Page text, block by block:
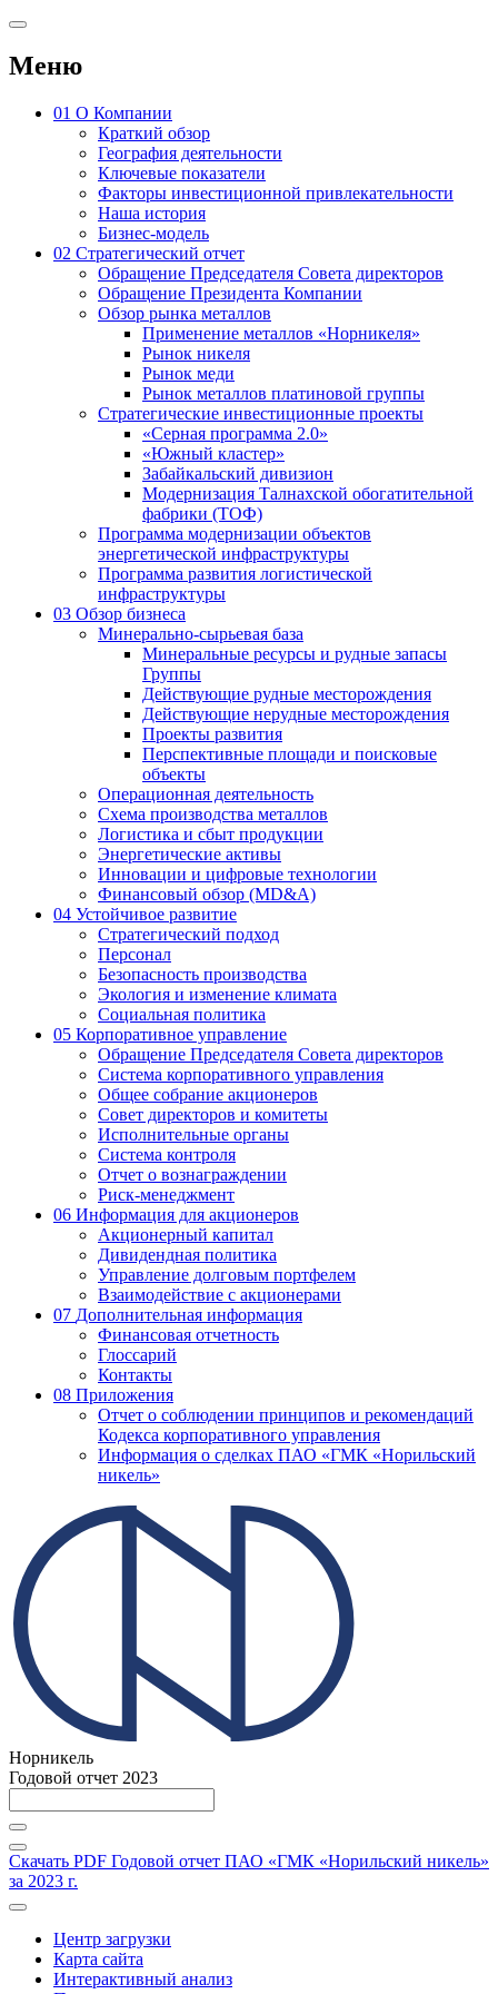
Меню
01 О Компании
Краткий обзор
География деятельности
Ключевые показатели
Факторы инвестиционной привлекательности
Наша история
Бизнес-модель
02 Стратегический отчет
Обращение Председателя Совета директоров
Обращение Президента Компании
Обзор рынка металлов
Применение металлов «Норникеля»
Рынок никеля
Рынок меди
Рынок металлов платиновой группы
Стратегические инвестиционные проекты
«Серная программа 2.0»
«Южный кластер»
Забайкальский дивизион
Модернизация Талнахской обогатительной
фабрики (ТОФ)
Программа модернизации объектов
энергетической инфраструктуры
Программа развития логистической
инфраструктуры
03 Обзор бизнеса
Минерально-сырьевая база
Минеральные ресурсы и рудные запасы
Группы
Действующие рудные месторождения
Действующие нерудные месторождения
Проекты развития
Перспективные площади и поисковые
объекты
Операционная деятельность
Схема производства металлов
Логистика и сбыт продукции
Энергетические активы
Инновации и цифровые технологии
Финансовый обзор (MD&A)
04 Устойчивое развитие
Стратегический подход
Персонал
Безопасность производства
Экология и изменение климата
Социальная политика
05 Корпоративное управление
Обращение Председателя Совета директоров
Система корпоративного управления
Общее собрание акционеров
Совет директоров и комитеты
Исполнительные органы
Система контроля
Отчет о вознаграждении
Риск-менеджмент
06 Информация для акционеров
Акционерный капитал
Дивидендная политика
Управление долговым портфелем
Взаимодействие с акционерами
07 Дополнительная информация
Финансовая отчетность
Глоссарий
Контакты
08 Приложения
Отчет о соблюдении принципов и рекомендаций
Кодекса корпоративного управления
Информация о сделках ПАО «ГМК «Норильский
никель»
Норникель
Годовой отчет 2023
Скачать PDF Годовой отчет ПАО «ГМК «Норильский никель»
за 2023 г.
Центр загрузки
Карта сайта
Интерактивный анализ